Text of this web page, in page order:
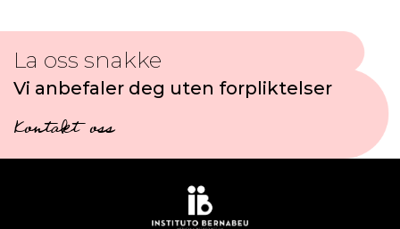
La oss snakke
Vi anbefaler deg uten forpliktelser
Kontakt oss